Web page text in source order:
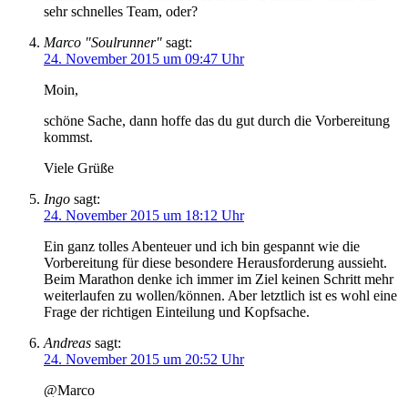
sehr schnelles Team, oder?
Marco "Soulrunner" sagt:
24. November 2015 um 09:47 Uhr
Moin,
schöne Sache, dann hoffe das du gut durch die Vorbereitung
kommst.
Viele Grüße
Ingo sagt:
24. November 2015 um 18:12 Uhr
Ein ganz tolles Abenteuer und ich bin gespannt wie die
Vorbereitung für diese besondere Herausforderung aussieht.
Beim Marathon denke ich immer im Ziel keinen Schritt mehr
weiterlaufen zu wollen/können. Aber letztlich ist es wohl eine
Frage der richtigen Einteilung und Kopfsache.
Andreas sagt:
24. November 2015 um 20:52 Uhr
@Marco